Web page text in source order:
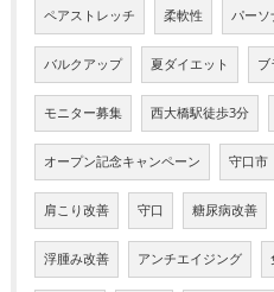
ペアストレッチ 柔軟性 パーソ
バルクアップ 夏ダイエット ブ
モニター募集 西大橋駅徒歩3分
オープン記念キャンペーン 守口市
肩こり改善 守口 糖尿病改善
浮腫み改善 アンチエイジング